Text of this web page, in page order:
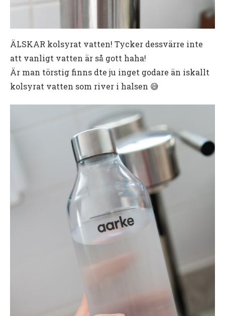
ÄLSKAR kolsyrat vatten! Tycker dessvärre inte
att vanligt vatten är så gott haha!
Är man törstig finns dte ju inget godare än iskallt
kolsyrat vatten som river i halsen 😅